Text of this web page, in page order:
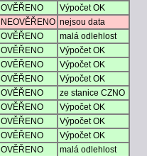
OVĚŘENO
Výpočet OK
NEOVĚŘENO nejsou data
OVĚŘENO
malá odlehlost
OVĚŘENO
Výpočet OK
OVĚŘENO
Výpočet OK
OVĚŘENO
Výpočet OK
OVĚŘENO
ze stanice CZNO
OVĚŘENO
Výpočet OK
OVĚŘENO
Výpočet OK
OVĚŘENO
Výpočet OK
OVĚŘENO
malá odlehlost